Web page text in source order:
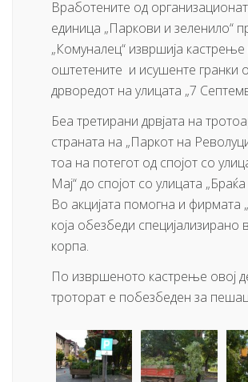
Вработените од
единица „Паркови и зеленило“
„Комуналец“ извршија кастрење
оштетените и исушенте гранки
дрворедот на улицата „7
Беа третирани дрвјата на
страната на „Паркот на
тоа на потегот од спојот со
Мај“ до спојот со улицата
Во акцијата помогна и фирмата
која обезбеди специјализирано
корпа.
По извршеното кастрење овој
троторат е побезбеден за